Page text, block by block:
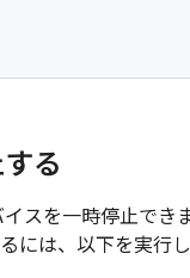
る
スを一時停止でき
には、以下を実行し